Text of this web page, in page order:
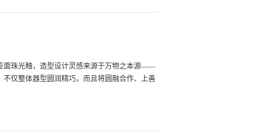
珠光釉，造型设计灵感来源于万物之本源——
仅整体器型圆润精巧，而且将圆融合作、上善